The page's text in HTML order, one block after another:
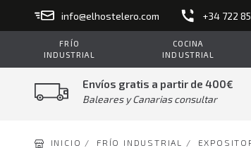
info@elhostelero.com +34 722
FRÍO
INDUSTRIAL
COCINA
INDUSTRIAL
Envíos gratis a partir de 400€
Baleares y Canarias consultar
INICIO / FRÍO INDUSTRIAL /